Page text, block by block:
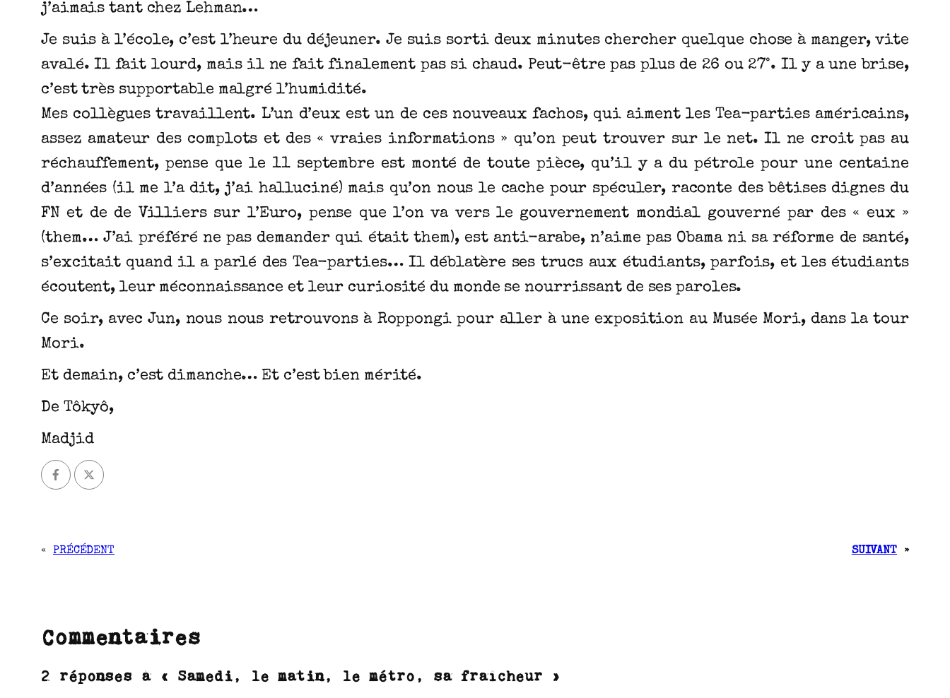
j’aimais tant chez Lehman…
Je suis à l’école, c’est l’heure du déjeuner. Je suis sorti deux minutes chercher quelque chose à manger, vite
avalé. Il fait lourd, mais il ne fait finalement pas si chaud. Peut-être pas plus de 26 ou 27°. Il y a une brise,
c’est très supportable malgré l’humidité.
Mes collègues travaillent. L’un d’eux est un de ces nouveaux fachos, qui aiment les Tea-parties américains,
assez amateur des complots et des « vraies informations » qu’on peut trouver sur le net. Il ne croit pas au
réchauffement, pense que le 11 septembre est monté de toute pièce, qu’il y a du pétrole pour une centaine
d’années (il me l’a dit, j’ai halluciné) mais qu’on nous le cache pour spéculer, raconte des bêtises dignes du
FN et de de Villiers sur l’Euro, pense que l’on va vers le gouvernement mondial gouverné par des « eux »
(them… J’ai préféré ne pas demander qui était them), est anti-arabe, n’aime pas Obama ni sa réforme de santé,
s’excitait quand il a parlé des Tea-parties… Il déblatère ses trucs aux étudiants, parfois, et les étudiants
écoutent, leur méconnaissance et leur curiosité du monde se nourrissant de ses paroles.
Ce soir, avec Jun, nous nous retrouvons à Roppongi pour aller à une exposition au Musée Mori, dans la tour
Mori.
Et demain, c’est dimanche… Et c’est bien mérité.
De Tôkyô,
Madjid
« PRÉCÉDENT SUIVANT »
Commentaires
2 réponses à « Samedi, le matin, le métro, sa fraîcheur »